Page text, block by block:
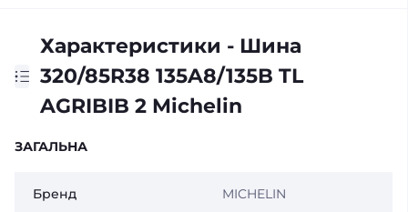
Характеристики - Шина
320/85R38 135A8/135B TL
AGRIBIB 2 Michelin
ЗАГАЛЬНА
Бренд MICHELIN